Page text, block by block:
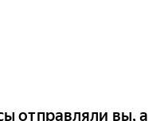
отправляли вы, а